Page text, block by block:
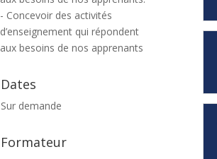
- Concevoir des activités
d’enseignement qui répondent
aux besoins de nos apprenants
Dates
Sur demande
Formateur